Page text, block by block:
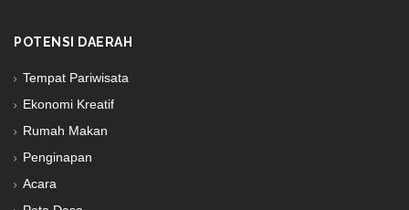
POTENSI DAERAH
Tempat Pariwisata
Ekonomi Kreatif
Rumah Makan
Penginapan
Acara